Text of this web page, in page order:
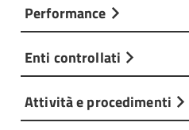
Performance
Enti controllati
Attività e procedimenti